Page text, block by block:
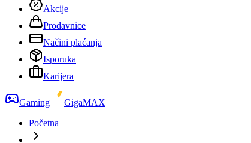
Akcije
Prodavnice
Načini plaćanja
Isporuka
Karijera
Gaming
GigaMAX
Početna